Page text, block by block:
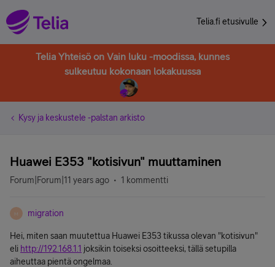
Telia.fi etusivulle
Telia Yhteisö on Vain luku -moodissa, kunnes
sulkeutuu kokonaan lokakuussa
Kysy ja keskustele -palstan arkisto
Huawei E353 "kotisivun" muuttaminen
Forum|Forum|11 years ago 1 kommentti
M migration
Hei, miten saan muutettua Huawei E353 tikussa olevan "kotisivun"
eli http://192.168.1.1 joksikin toiseksi osoitteeksi, tällä setupilla
aiheuttaa pientä ongelmaa.